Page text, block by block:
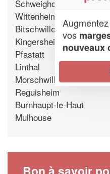
Schweighouse-Thann
Wittenheim
Bitschwiller-les-Thann
Kingersheim
Pfastatt
Linthal
Morschwiller-le-Bas
Reguisheim
Burnhaupt-le-Haut
Mulhouse
vos
nouveaux